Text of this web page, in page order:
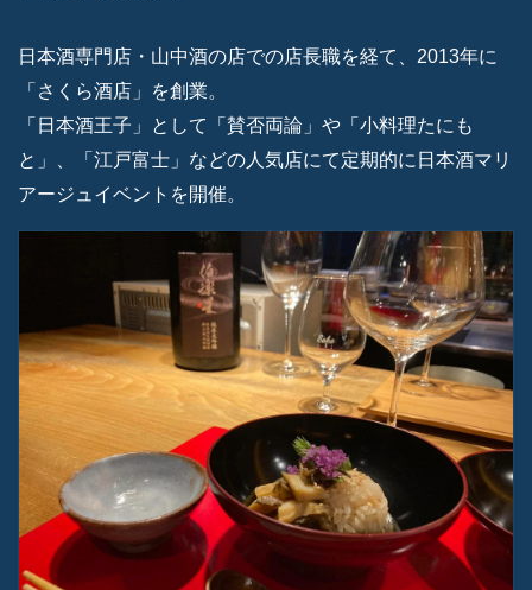
日本酒専門店・山中酒の店での店長職を経て、2013年に
「さくら酒店」を創業。
「日本酒王子」として「賛否両論」や「小料理たにも
と」、「江戸富士」などの人気店にて定期的に日本酒マリ
アージュイベントを開催。